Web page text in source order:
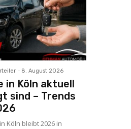
- 8. August 2026
in Köln aktuell
sind – Trends
Köln bleibt 2026 in